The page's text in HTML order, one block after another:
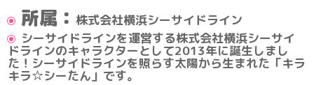
所属： 株式会社横浜シーサイドライン
シーサイドラインを運営する株式会社横浜シーサイ
ドラインのキャラクターとして2013年に誕生しまし
た！シーサイドラインを照らす太陽から生まれた「キラ
キラ☆シーたん」です。